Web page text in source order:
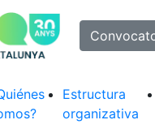
selected
Estructura
organizativa